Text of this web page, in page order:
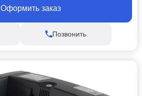
Оформить заказ
Позвонить